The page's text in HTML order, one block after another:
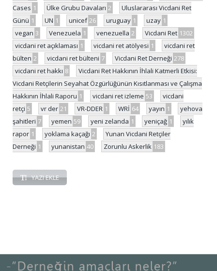
Cases 1 Ülke Grubu Davaları 2
Uluslararası Vicdani Ret
Günü 1 UN 1 unicef 26 uruguay 1 uzay 1
vegan 3 Venezuela 1 venezuella 2 Vicdani Ret 1302
vicdani ret açıklaması 1 vicdani ret atölyesi 1
vicdani ret
bülten 2 vicdani ret bülteni 7 Vicdani Ret Derneği 278
vicdani ret hakkı 8
Vicdani Ret Hakkının İhlali Katmerli Etkisi:
Vicdani Retçilerin Seyahat Özgürlüğünün Kısıtlanması ve Çalışma
Hakkının İhlali Raporu 1 vicdani ret izleme 53
vicdani
retçi 5 vr der 21 VR-DDER 1 WRİ 64 yayın 1
yehova
şahitleri 7 yemen 59 yeni zelanda 1 yeniçağ 1
yılık
rapor 1 yoklama kaçağı 2
Yunan Vicdani Retçiler
Derneği 1 yunanistan 40 Zorunlu Askerlik 183
YAZI EKLE